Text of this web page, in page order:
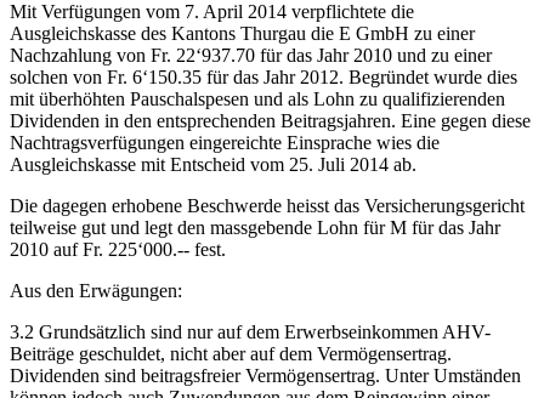
Mit Verfügungen vom 7. April 2014 verpflichtete die
Ausgleichskasse des Kantons Thurgau die E GmbH zu einer
Nachzahlung von Fr. 22‘937.70 für das Jahr 2010 und zu einer
solchen von Fr. 6‘150.35 für das Jahr 2012. Begründet wurde dies
mit überhöhten Pauschalspesen und als Lohn zu qualifizierenden
Dividenden in den entsprechenden Beitragsjahren. Eine gegen diese
Nachtragsverfügungen eingereichte Einsprache wies die
Ausgleichskasse mit Entscheid vom 25. Juli 2014 ab.
Die dagegen erhobene Beschwerde heisst das Versicherungsgericht
teilweise gut und legt den massgebende Lohn für M für das Jahr
2010 auf Fr. 225‘000.-- fest.
Aus den Erwägungen:
3.2 Grundsätzlich sind nur auf dem Erwerbseinkommen AHV-
Beiträge geschuldet, nicht aber auf dem Vermögensertrag.
Dividenden sind beitragsfreier Vermögensertrag. Unter Umständen